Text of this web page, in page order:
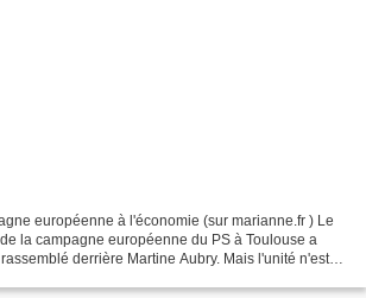
européenne à l'économie (sur marianne.fr ) Le
la campagne européenne du PS à Toulouse a
derrière Martine Aubry. Mais l'unité n'est